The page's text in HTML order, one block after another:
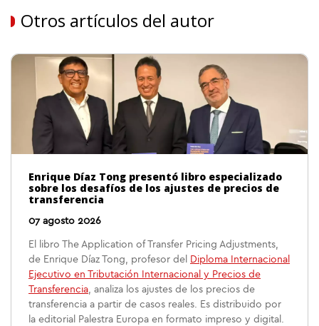
Otros artículos del autor
Enrique Díaz Tong presentó libro especializado
sobre los desafíos de los ajustes de precios de
transferencia
07 agosto 2026
El libro The Application of Transfer Pricing Adjustments,
de Enrique Díaz Tong, profesor del
Diploma Internacional
Ejecutivo en Tributación Internacional y Precios de
Transferencia, analiza los ajustes de los precios de
transferencia a partir de casos reales. Es distribuido por
la editorial Palestra Europa en formato impreso y digital.